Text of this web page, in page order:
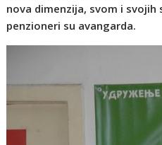
nova dimenzija, svom i svojih
penzioneri su avangarda.